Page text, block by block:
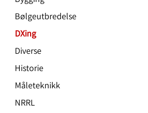
Bølgeutbredelse
DXing
Diverse
Historie
Måleteknikk
NRRL